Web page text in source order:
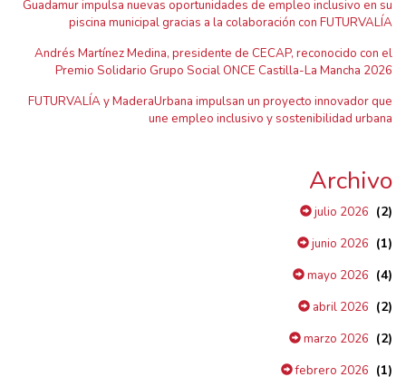
Guadamur impulsa nuevas oportunidades de empleo inclusivo en su
piscina municipal gracias a la colaboración con FUTURVALÍA
Andrés Martínez Medina, presidente de CECAP, reconocido con el
Premio Solidario Grupo Social ONCE Castilla-La Mancha 2026
FUTURVALÍA y MaderaUrbana impulsan un proyecto innovador que
une empleo inclusivo y sostenibilidad urbana
Archivo
julio 2026 (2)
junio 2026 (1)
mayo 2026 (4)
abril 2026 (2)
marzo 2026 (2)
febrero 2026 (1)